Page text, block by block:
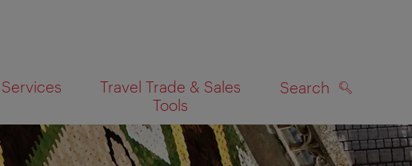
Services
Travel Trade & Sales
Tools
Search
on map SEARCH